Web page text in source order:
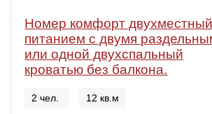
Номер комфорт
питанием с двумя
или одной двухспальный
кроватью без балкона.
2 чел. 12 кв.м